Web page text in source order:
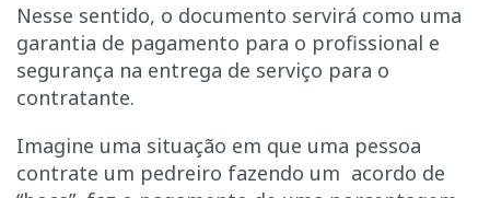
Nesse sentido, o documento servirá como uma
garantia de pagamento para o profissional e
segurança na entrega de serviço para o
contratante.
Imagine uma situação em que uma pessoa
contrate um pedreiro fazendo um acordo de